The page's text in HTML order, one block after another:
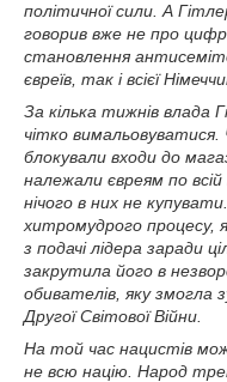
політичної сили. А
говорив вже не про
становлення
євреїв, так і всієї
За кілька тижнів влада
чітко вимальовуватися.
блокували входи до
належали євреям по всій
нічого в них не
хитромудрого процесу,
з подачі лідера заради
закрутила його в
обивателів, яку
Другої Світової Війни.
На той час нацистів
не всю націю. Народ